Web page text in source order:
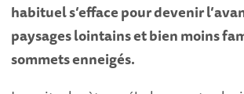
habituel s’efface pour devenir
paysages lointains et bien moins
sommets enneigés.